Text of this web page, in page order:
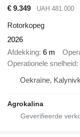
€ 9.349
UAH 481.000
Rotorkopeg
2026
Afdekking 6 m
Operationele snelheid
Oekraïne,
Agrokalina